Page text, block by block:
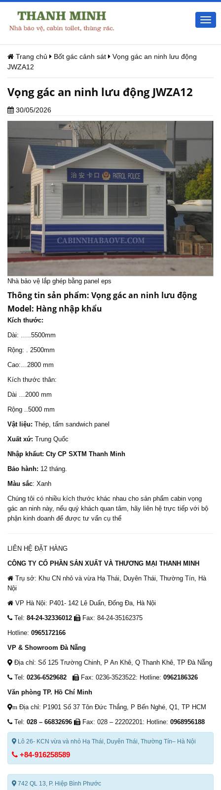
Trang chủ Bốt gác cảnh sát
Vọng gác an ninh lưu động
JWZA12
Vọng gác an ninh lưu động JWZA12
30/05/2026
Nhà bảo vệ lắp ghép bằng panel eps
Thông tin sản phẩm: Vọng gác an ninh lưu động
Model: Hàng nhập khẩu
Kích thước:
Dài: …..5500mm
Rộng: . 2500mm
Cao:…2800 mm
Kích thước thân:
Dài …2000 mm
Rộng ..5000 mm
Vật liệu: Thép, tấm sandwich panel
Xuất xứ: Trung Quốc
Nhập khẩut: Cty CP SXTM Thanh Minh
Bảo hành: 12 tháng.
Màu sắc: Xanh
Chúng tôi có nhiều kích thước khác nhau cho sản phẩm cabin vọng
gác an ninh này, nếu quý khách quan tâm, hãy liên hệ trực tiếp với bộ
phận kinh doanh để được tư vấn cụ thể
LIÊN HỆ ĐẶT HÀNG
CÔNG TY CỔ PHẦN SẢN XUẤT VÀ THƯƠNG MẠI THANH MINH
Trụ sở: Khu CN nhỏ và vừa Hạ Thái, Duyên Thái, Thường Tín, Hà
Nội
VP Hà Nội: P401- 142 Lê Duẩn, Đống Đa, Hà Nội
Tel: 84-24-32336012
Fax: 84-24-35162375
Hotline: 0965172166
VP & Showroom Đà Nẵng
Địa chỉ: Số 125 Trường Chinh, P An Khê, Q Thanh Khê, TP Đà Nẵng
Tel: 0236-6529682 Fax: 0236-3523522: Hotline: 0962186326
Văn phòng TP. Hồ Chí Minh
m Địa chỉ: P1901 Số 37 Tôn Đức Thắng, P Bến Nghé, Q1, TP HCM
Tel: 028 – 66832696 Fax: 028 – 22202201: Hotline: 0968956188
Lô 26- KCN vừa và nhỏ Hạ Thái, Duyên Thái, Thường Tín– Hà Nội
+84-916258589
742 QL 13, P. Hiệp Bình Phước